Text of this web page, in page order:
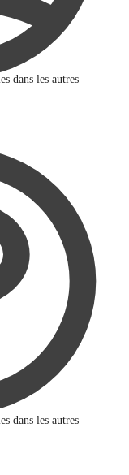
dans les autres
dans les autres